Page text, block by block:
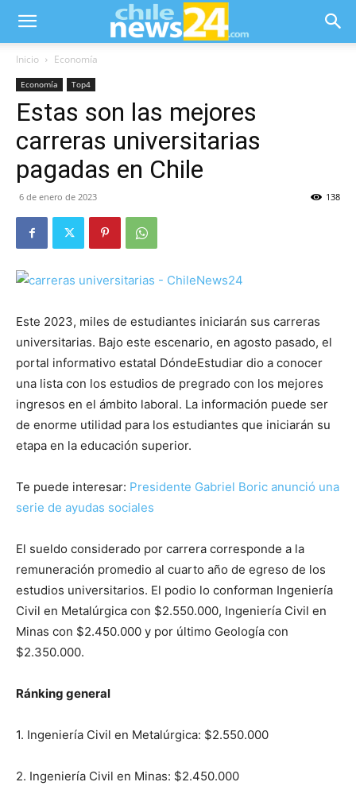
Inicio Economía
Economía Top4
Estas son las mejores
carreras universitarias
pagadas en Chile
6 de enero de 2023 138
Este 2023, miles de estudiantes iniciarán sus carreras
universitarias. Bajo este escenario, en agosto pasado, el
portal informativo estatal DóndeEstudiar dio a conocer
una lista con los estudios de pregrado con los mejores
ingresos en el ámbito laboral. La información puede ser
de enorme utilidad para los estudiantes que iniciarán su
etapa en la educación superior.
Te puede interesar: Presidente Gabriel Boric anunció una
serie de ayudas sociales
El sueldo considerado por carrera corresponde a la
remuneración promedio al cuarto año de egreso de los
estudios universitarios. El podio lo conforman Ingeniería
Civil en Metalúrgica con $2.550.000, Ingeniería Civil en
Minas con $2.450.000 y por último Geología con
$2.350.000.
Ránking general
1. Ingeniería Civil en Metalúrgica: $2.550.000
2. Ingeniería Civil en Minas: $2.450.000